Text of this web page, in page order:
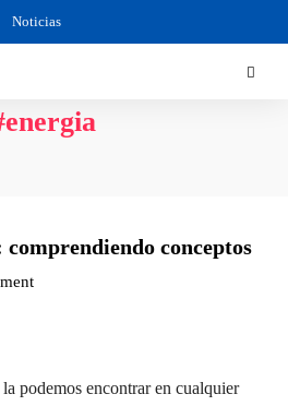
Noticias
conceptos
podemos encontrar en cualquier